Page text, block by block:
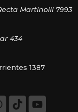
Martinolli 7993
434
1387